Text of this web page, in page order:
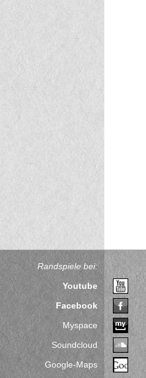
Randspiele bei:
Youtube
Facebook
Myspace
Soundcloud
Google-Maps